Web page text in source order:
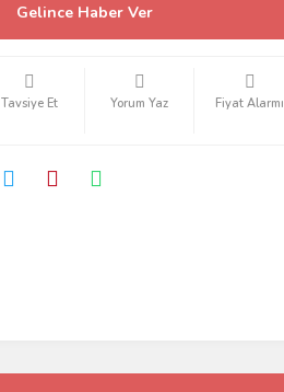
Gelince Haber Ver
Tavsiye Et Yorum Yaz Fiyat Alarmı